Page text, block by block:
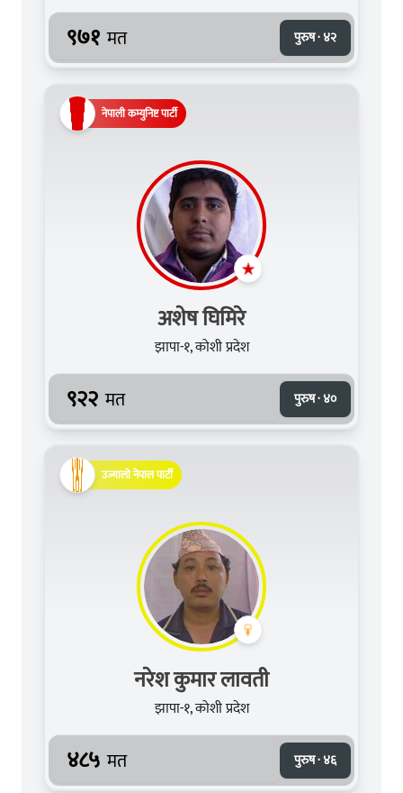
९७१ मत पुरुष · ४२
नेपाली कम्युनिष्ट पार्टी
अशेष घिमिरे
झापा-१, कोशी प्रदेश
९२२ मत पुरुष · ४०
उज्यालो नेपाल पार्टी
नरेश कुमार लावती
झापा-१, कोशी प्रदेश
४८५ मत पुरुष · ४६